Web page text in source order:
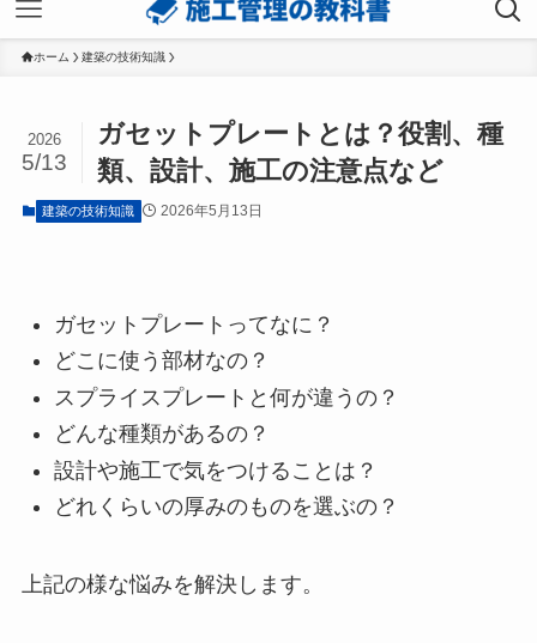
ホーム 建築の技術知識
ガセットプレートとは？役割、種
類、設計、施工の注意点など
2026
5/13
建築の技術知識 2026年5月13日
ガセットプレートってなに？
どこに使う部材なの？
スプライスプレートと何が違うの？
どんな種類があるの？
設計や施工で気をつけることは？
どれくらいの厚みのものを選ぶの？
上記の様な悩みを解決します。